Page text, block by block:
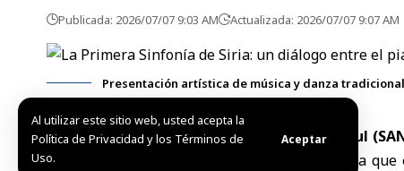
Al utilizar este sitio web, usted acepta la
Política de Privacidad y los Términos de
Uso.
Aceptar
Publicada: 2026/07/07 9:03 AM Actualizada: 2026/07/07 9:07 AM
Presentación artística de música y danza
Damasco, 7 jul
, en la